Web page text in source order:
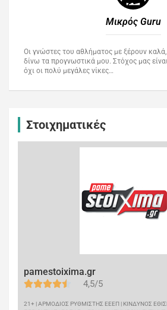
Μικρός Guru​
Οι γνώστες του αθλήματος με ξέρουν
δίνω τα προγνωστικά μου. Στόχος μας
όχι οι πολύ μεγάλες νίκες…
Στοιχηματικές
pamestoixima.gr
4,5/5
21+ | ΑΡΜΟΔΙΟΣ ΡΥΘΜΙΣΤΗΣ ΕΕΕΠ | ΚΙΝΔΥΝΟΣ